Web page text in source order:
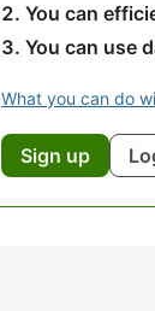
You can
You can use
What you can do
Sign up